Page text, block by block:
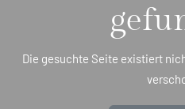
Die gesuchte Seite existiert